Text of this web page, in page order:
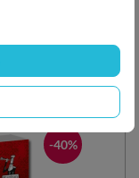
-40%